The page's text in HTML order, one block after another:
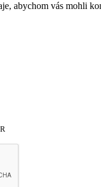
abychom vás mohli